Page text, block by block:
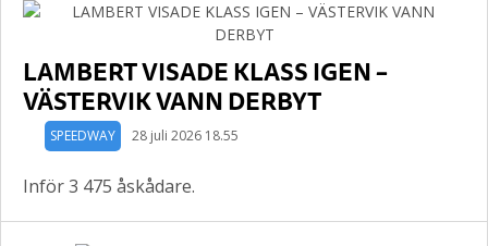
LAMBERT VISADE KLASS IGEN –
VÄSTERVIK VANN DERBYT
SPEEDWAY 28 juli 2026 18.55
Inför 3 475 åskådare.